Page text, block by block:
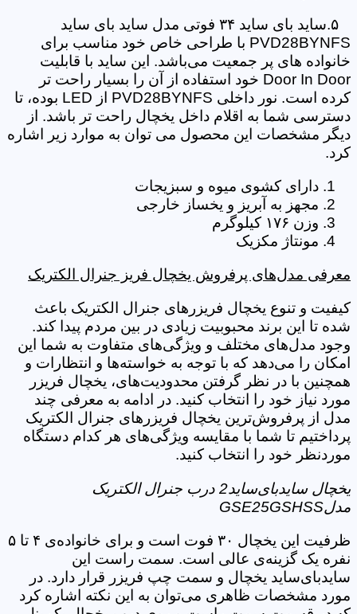
۵.ساید بای ساید ۳۴ فوتی مدل ساید بای ساید
PVD28BYNFS با طراحی خاص خود مناسب برای
خانواده های پر جمعیت می‌باشد. این ساید با قابلیت
Door In Door خود استفاده از آن را بسیار راحت تر
کرده است. نور داخلی PVD28BYNFS از LED بوده، تا
دسترسی شما به اقلام داخل یخچال راحت تر باشد. از
دیگر مشخصات این محصول می توان به موارد زیر اشاره
کرد.
دارای کشوی میوه و سبزیجات
مجهز به آبریز و یخساز خارجی
وزن ۱۷۶ کیلوگرم
مونتاژ مکزیک
معرفی مدل‌های پرفروش یخچال فریز جنرال الکتریک
کیفیت و تنوع یخچال فریزرهای جنرال الکتریک باعث
شده تا این برند محبوبیت زیادی در بین مردم پیدا کند.
وجود مدل‌های مختلف و ویژگی‌های متفاوت به شما این
امکان را می‌دهد که با توجه به خواسته‌ها و انتظارات و
همچنین با در نظر گرفتن محدودیت‌های، یخچال فریزر
مورد نیاز خود را انتخاب کنید. در ادامه به معرفی چند
مدل از پرفروش‌ترین یخچال فریزرهای جنرال الکتریک
پرداختیم تا شما با مقایسه ویژگی‌های هر کدام دستگاه
موردنظر خود را انتخاب کنید.
یخچال سایدبای‌ساید2 درب جنرال الکتریک
مدلGSE25GSHSS
ظرفیت این یخچال ۳۰ فوت است و برای خانواده‌ی ۴ تا ۵
نفره یک گزینه‌ی عالی است. سمت راست این
سایدبای‌ساید یخچال و سمت چپ فریزر قرار دارد. در
مورد مشخصات ظاهری می‌توان به این نکته اشاره کرد